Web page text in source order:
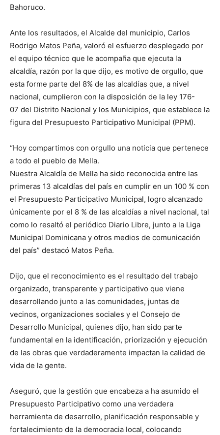
Bahoruco.
Ante los resultados, el Alcalde del municipio, Carlos
Rodrigo Matos Peña, valoró el esfuerzo desplegado por
el equipo técnico que le acompaña que ejecuta la
alcaldía, razón por la que dijo, es motivo de orgullo, que
esta forme parte del 8% de las alcaldías que, a nivel
nacional, cumplieron con la disposición de la ley 176-
07 del Distrito Nacional y los Municipios, que establece la
figura del Presupuesto Participativo Municipal (PPM).
“Hoy compartimos con orgullo una noticia que pertenece
a todo el pueblo de Mella.
Nuestra Alcaldía de Mella ha sido reconocida entre las
primeras 13 alcaldías del país en cumplir en un 100 % con
el Presupuesto Participativo Municipal, logro alcanzado
únicamente por el 8 % de las alcaldías a nivel nacional, tal
como lo resaltó el periódico Diario Libre, junto a la Liga
Municipal Dominicana y otros medios de comunicación
del país” destacó Matos Peña.
Dijo, que el reconocimiento es el resultado del trabajo
organizado, transparente y participativo que viene
desarrollando junto a las comunidades, juntas de
vecinos, organizaciones sociales y el Consejo de
Desarrollo Municipal, quienes dijo, han sido parte
fundamental en la identificación, priorización y ejecución
de las obras que verdaderamente impactan la calidad de
vida de la gente.
Aseguró, que la gestión que encabeza a ha asumido el
Presupuesto Participativo como una verdadera
herramienta de desarrollo, planificación responsable y
fortalecimiento de la democracia local, colocando